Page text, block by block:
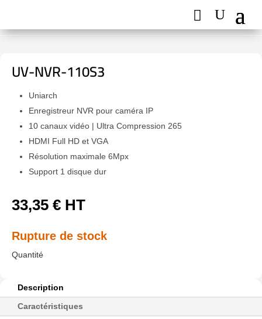
UV-NVR-110S3
Uniarch
Enregistreur NVR pour caméra IP
10 canaux vidéo | Ultra Compression 265
HDMI Full HD et VGA
Résolution maximale 6Mpx
Support 1 disque dur
33,35 € HT
Rupture de stock
Description
Caractéristiques